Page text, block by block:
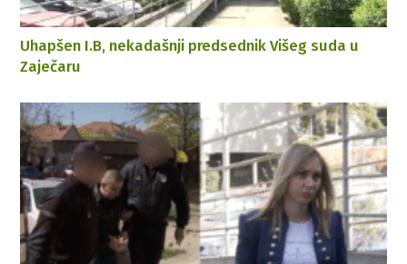
Uhapšen I.B, nekadašnji predsednik Višeg suda u
Zaječaru